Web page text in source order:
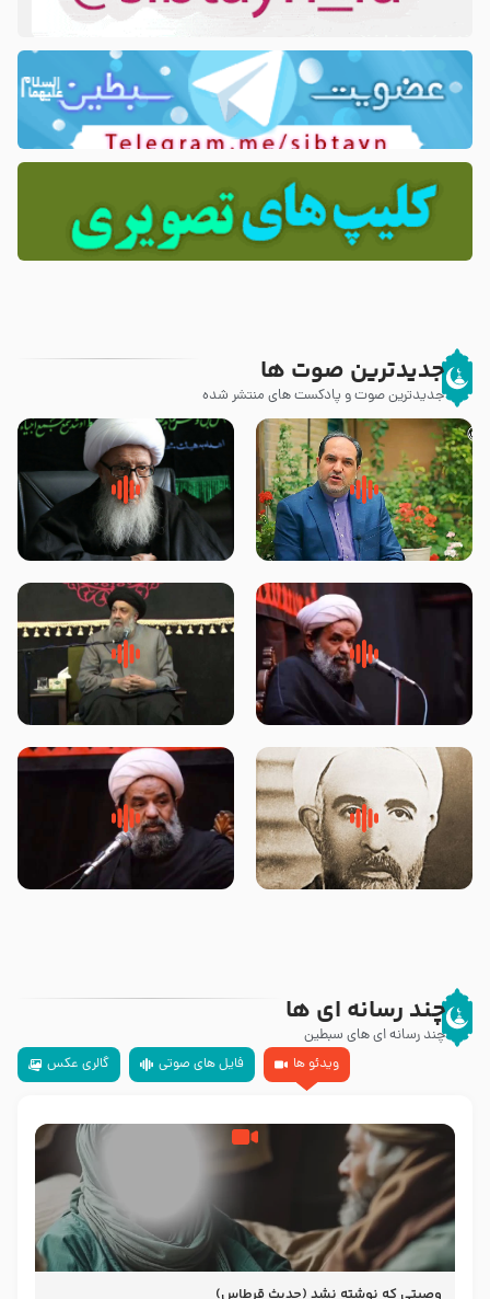
جدیدترین صوت ها
جدیدترین صوت و پادکست های منتشر شده
پیامبر صلی الله علیه وآله و سلم
فرمودند وای بر بچه های آخر
زوّار اربعین امام حسین (علیه
السلام) با این اشتیاق به زیارت
روضه جانسوز پاره های جگر امام
حسن مجتبی علیه السلام-حجت
لقب حضرت رقیه سلام الله علیها به
چه معناست – حجت الاسلام علوی
روضه‌ی مجلس یزید ملعون و
اسارت اهل‌بیت علیهم‌السلام –
سلام جوانی که امام حسین علیه
السلام خودش جوابش را دادند
چند رسانه ای ها
چند رسانه ای های سبطین
ویدئو ها
فایل های صوتی گالری عکس
وصیتی که نوشته نشد (حدیث قرطاس)